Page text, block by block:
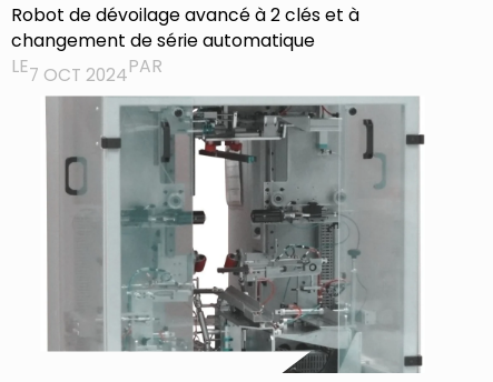
Robot de dévoilage avancé à 2 clés et à
changement de série automatique
LE7 OCT 2024PAR